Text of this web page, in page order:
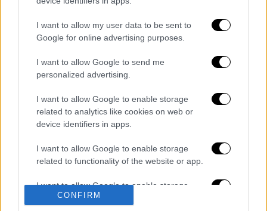
I want to allow my user data to be sent to
Google for online advertising purposes.
I want to allow Google to send me
personalized advertising.
I want to allow Google to enable storage
related to analytics like cookies on web or
device identifiers in apps.
I want to allow Google to enable storage
related to functionality of the website or app.
I want to allow Google to enable storage
related to personalization.
CONFIRM
σύστημα.
Διαβάστε περισσότερα
enallaktikidrasi.com
Διαβάστε ακόμη
Συνελήφθησαν δύο μέλη μαφίας στο
Παλαιό Φάληρο - Οι εκβιασμοί, οι
ξυλοδαρμοί και τα προσωνύμια «πίτμπουλ»
και «μπουλντόγκ»
Βίντεο-σοκ από το μακελειό σε σχολείο
στην Ταϊλάνδη: Η στιγμή που ο 14χρονος
ανοίγει πυρ - Στους 9 ανέβηκαν οι νεκροί
Νέα αποχώρηση από το κόμμα Καρυστιανού:
Καταγγελίες Μπρουτζάκη για «αυθαιρεσία,